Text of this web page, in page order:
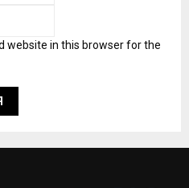
website in this browser for the